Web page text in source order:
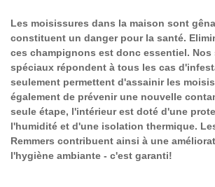
Les moisissures dans la maison sont
constituent un danger pour la santé.
ces champignons est donc essentiel. Nos
spéciaux répondent à tous les cas
seulement permettent d'assainir les
également de prévenir une nouvelle
seule étape, l'intérieur est doté d'une
l'humidité et d'une isolation thermique.
Remmers contribuent ainsi à une
l'hygiène ambiante - c'est garanti!